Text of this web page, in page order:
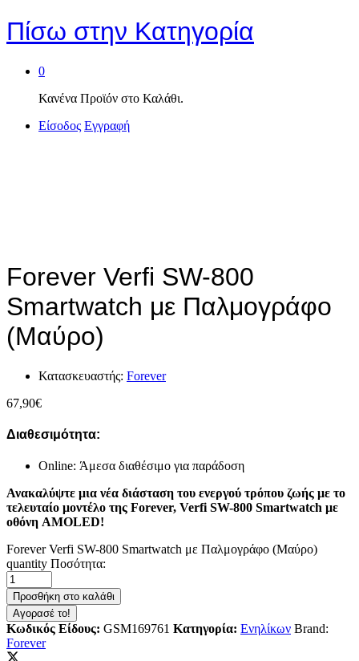
Πίσω στην Κατηγορία
0
Κανένα Προϊόν στο Καλάθι.
Είσοδος Εγγραφή
Forever Verfi SW-800
Smartwatch με Παλμογράφο
(Μαύρο)
Κατασκευαστής: Forever
67,90€
Διαθεσιμότητα:
Online: Άμεσα διαθέσιμο για παράδοση
Ανακαλύψτε μια νέα διάσταση του ενεργού τρόπου ζωής με το
τελευταίο μοντέλο της Forever, Verfi SW-800 Smartwatch με
οθόνη AMOLED!
Forever Verfi SW-800 Smartwatch με Παλμογράφο (Μαύρο)
quantity Ποσότητα:
Προσθήκη στο καλάθι
Αγορασέ το!
Κωδικός Είδους: GSM169761 Κατηγορία: Ενηλίκων Brand:
Forever